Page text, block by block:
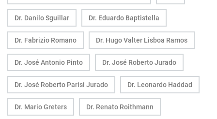
Dr. Danilo Sguillar Dr. Eduardo Baptistella
Dr. Fabrizio Romano Dr. Hugo Valter Lisboa Ramos
Dr. José Antonio Pinto Dr. José Roberto Jurado
Dr. José Roberto Parisi Jurado Dr. Leonardo Haddad
Dr. Mario Greters Dr. Renato Roithmann